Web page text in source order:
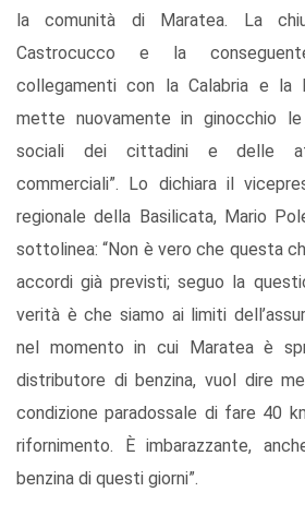
la comunità di Maratea. La
Castrocucco e la
collegamenti con la Calabria e la
mette nuovamente in ginocchio
sociali dei cittadini e delle
commerciali”. Lo dichiara il
regionale della Basilicata, Mario
sottolinea: “Non è vero che questa
accordi già previsti; seguo la
verità è che siamo ai limiti
nel momento in cui Maratea è
distributore di benzina, vuol dire
condizione paradossale di fare 40
rifornimento. È imbarazzante,
benzina di questi giorni”.